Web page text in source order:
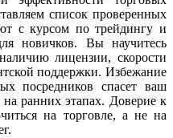
список проверенных
с курсом по трейдингу и
новичков. Вы научитесь
лицензии, скорости
поддержки. Избежание
посредников спасет ваш
ранних этапах. Доверие к
на торговле, а не на